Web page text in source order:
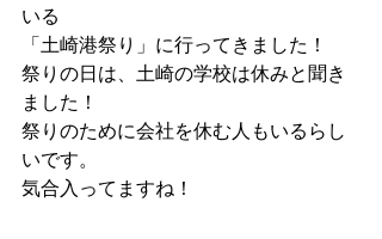
いる
「土崎港祭り」に行ってきました！
祭りの日は、土崎の学校は休みと聞き
ました！
祭りのために会社を休む人もいるらし
いです。
気合入ってますね！